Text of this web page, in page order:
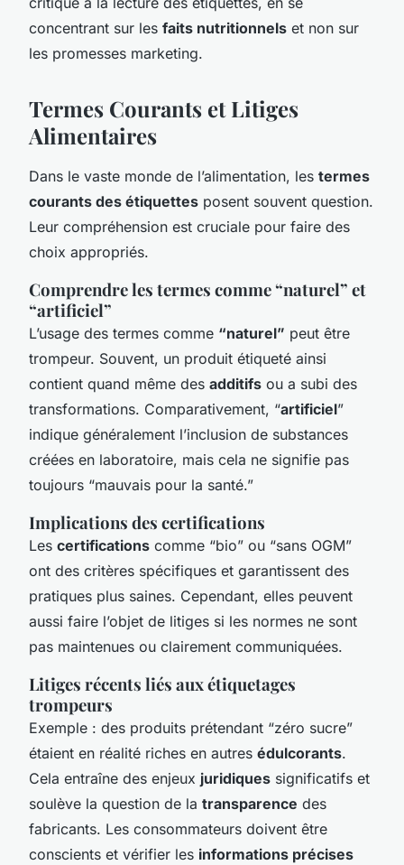
concentrant sur les faits nutritionnels et non sur
les promesses marketing.
Termes Courants et Litiges
Alimentaires
Dans le vaste monde de l’alimentation, les termes
courants des étiquettes posent souvent question.
Leur compréhension est cruciale pour faire des
choix appropriés.
Comprendre les termes comme “naturel” et
“artificiel”
L’usage des termes comme “naturel” peut être
trompeur. Souvent, un produit étiqueté ainsi
contient quand même des additifs ou a subi des
transformations. Comparativement, “artificiel”
indique généralement l’inclusion de substances
créées en laboratoire, mais cela ne signifie pas
toujours “mauvais pour la santé.”
Implications des certifications
Les certifications comme “bio” ou “sans OGM”
ont des critères spécifiques et garantissent des
pratiques plus saines. Cependant, elles peuvent
aussi faire l’objet de litiges si les normes ne sont
pas maintenues ou clairement communiquées.
Litiges récents liés aux étiquetages
trompeurs
Exemple : des produits prétendant “zéro sucre”
étaient en réalité riches en autres édulcorants.
Cela entraîne des enjeux juridiques significatifs et
soulève la question de la transparence des
fabricants. Les consommateurs doivent être
conscients et vérifier les informations précises